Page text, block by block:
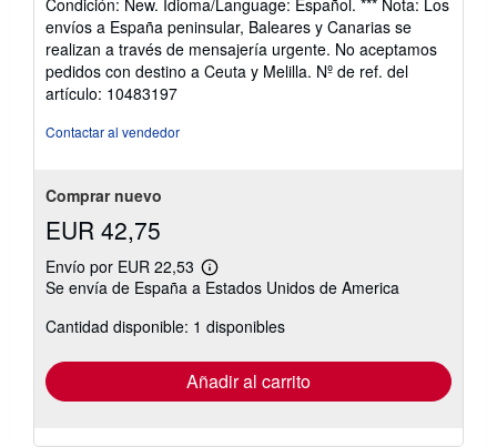
vendedor:
5
de
5
Condición: New. Idioma/Language: Español. *** Nota: Los
envíos a España peninsular, Baleares y Canarias se
realizan a través de mensajería urgente. No aceptamos
pedidos con destino a Ceuta y Melilla. Nº de ref. del
artículo: 10483197
Contactar al vendedor
Comprar nuevo
EUR 42,75
Envío por EUR 22,53
Más
información
las
tarifas
envío
Se envía de España a Estados Unidos de America
Cantidad disponible: 1 disponibles
Añadir al carrito